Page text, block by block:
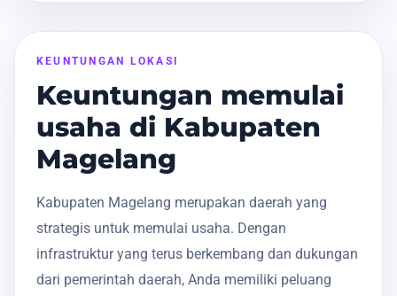
KEUNTUNGAN LOKASI
Keuntungan memulai
usaha di Kabupaten
Magelang
Kabupaten Magelang merupakan daerah yang
strategis untuk memulai usaha. Dengan
infrastruktur yang terus berkembang dan dukungan
dari pemerintah daerah, Anda memiliki peluang